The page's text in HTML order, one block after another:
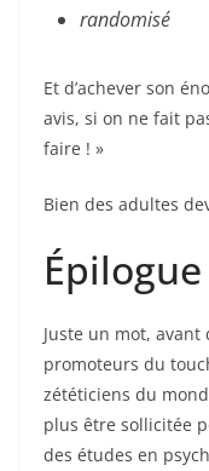
randomisé
Et d’achever son
avis, si on ne fait
faire ! »
Bien des adultes
Épilogue
Juste un mot,
promoteurs du
zététiciens du
plus être sollicitée
des études en